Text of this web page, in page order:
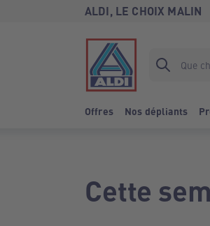
ALDI, LE CHOIX MALIN
Offres Nos dépliants
Cette